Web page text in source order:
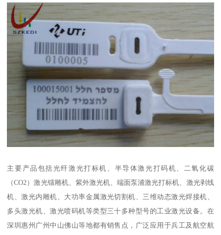
主要产品包括光纤激光打标机、半导体激光打码机、二氧化碳
（CO2）激光镭雕机、紫外激光机、端面泵浦激光打标机、激光剥线
机、激光内雕机、大功率金属激光切割机、三维动态激光焊接机、
多头激光机、激光喷码机等类型三十多种型号的工业激光设备。在
深圳惠州广州中山佛山等地都有销售点，广泛应用于兵工及航空航